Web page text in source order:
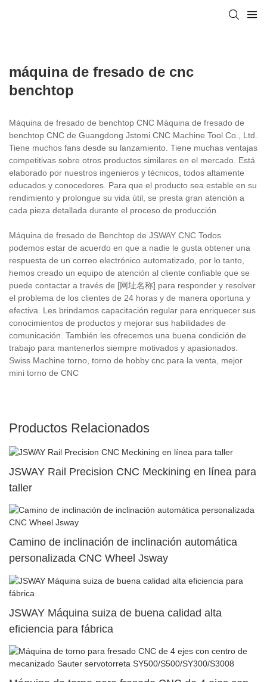
máquina de fresado de cnc
benchtop
Máquina de fresado de benchtop CNC Máquina de fresado de
benchtop CNC de Guangdong Jstomi CNC Machine Tool Co., Ltd.
Tiene muchos fans desde su lanzamiento. Tiene muchas ventajas
competitivas sobre otros productos similares en el mercado. Está
elaborado por nuestros ingenieros y técnicos, todos altamente
educados y conocedores. Para que el producto sea estable en su
rendimiento y prolongue su vida útil, se presta gran atención a
cada pieza detallada durante el proceso de producción.
Máquina de fresado de Benchtop de JSWAY CNC Todos
podemos estar de acuerdo en que a nadie le gusta obtener una
respuesta de un correo electrónico automatizado, por lo tanto,
hemos creado un equipo de atención al cliente confiable que se
puede contactar a través de [网址名称] para responder y resolver
el problema de los clientes de 24 horas y de manera oportuna y
efectiva. Les brindamos capacitación regular para enriquecer sus
conocimientos de productos y mejorar sus habilidades de
comunicación. También les ofrecemos una buena condición de
trabajo para mantenerlos siempre motivados y apasionados.
Swiss Machine torno, torno de hobby cnc para la venta, mejor
mini torno de CNC
Productos Relacionados
JSWAY Rail Precision CNC Meckining en línea para
taller
Camino de inclinación de inclinación automática
personalizada CNC Wheel Jsway
JSWAY Máquina suiza de buena calidad alta
eficiencia para fábrica